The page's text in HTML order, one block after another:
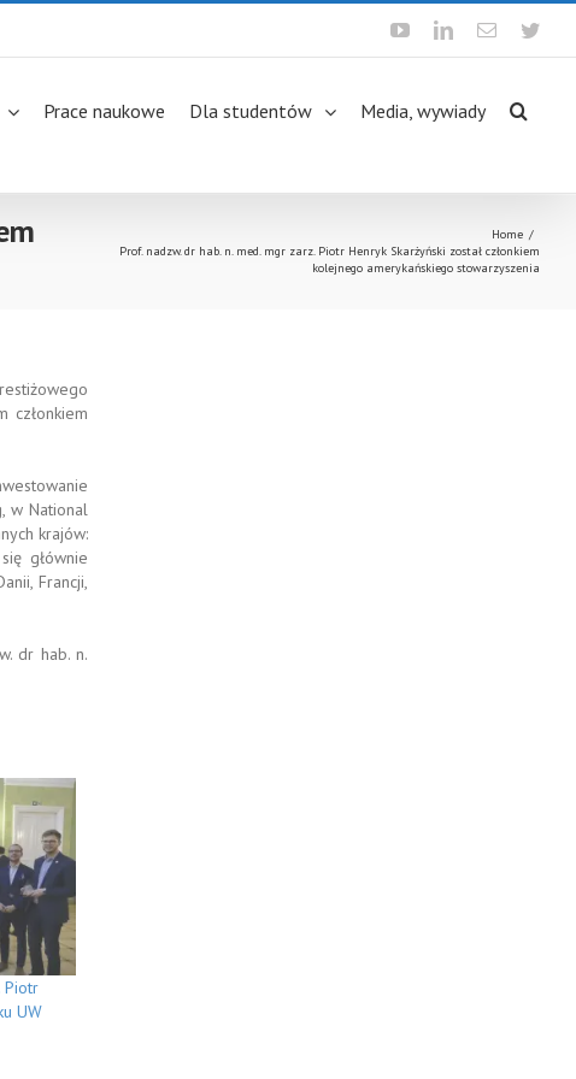
YoutubeLinkedinEmail
Prace naukowe Dla studentów Media, wywiady
Home /
Prof. nadzw. dr hab. n. med. mgr zarz. Piotr Henryk Skarżyński został członkiem
kolejnego amerykańskiego stowarzyszenia
członkiem
w National
krajów:
głównie
Francji,
dr hab. n.
Piotr
UW